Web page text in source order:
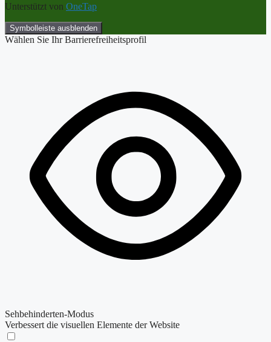
Unterstützt von OneTap
Symbolleiste ausblenden
Wählen Sie Ihr Barrierefreiheitsprofil
Sehbehinderten-Modus
Verbessert die visuellen Elemente der Website